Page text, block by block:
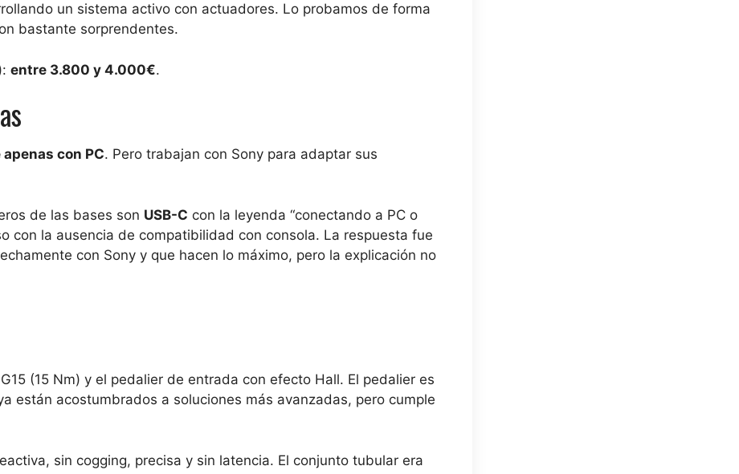
un sistema activo con actuadores. Lo probamos de forma
bastante sorprendentes.
entre 3.800 y 4.000€.
con PC. Pero trabajan con Sony para adaptar sus
de las bases son USB-C con la leyenda “conectando a PC o
con la ausencia de compatibilidad con consola. La respuesta fue
con Sony y que hacen lo máximo, pero la explicación no
(15 Nm) y el pedalier de entrada con efecto Hall. El pedalier es
están acostumbrados a soluciones más avanzadas, pero cumple
sin cogging, precisa y sin latencia. El conjunto tubular era